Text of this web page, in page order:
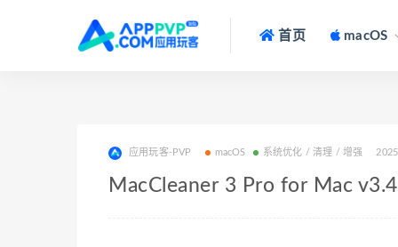
首页 macOS
应用玩客-PVP macOS 系统优化 / 清理 / 增强
MacCleaner 3 Pro for Mac